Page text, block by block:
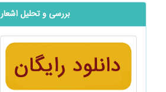
‬‬‬‬‬‬‬‬‬‬‬‬‬‬‬‬‬‬‬‬بررسی و تحلیل